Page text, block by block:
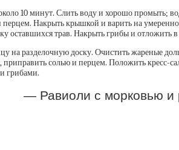
10 минут. Слить воду и хорошо промыть;
Накрыть крышкой и варить на
оставшихся трав. Накрыть грибы и отложить в
на разделочную доску. Очистить жареные
солью и перцем. Положить кресс-
грибами.
— Равиоли с морковью и